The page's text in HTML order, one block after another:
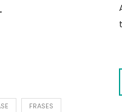
FRASES